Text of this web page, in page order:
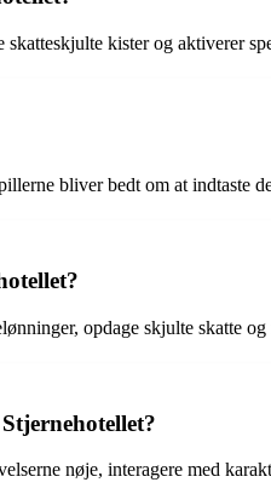
skatteskjulte kister og aktiverer
bliver bedt om at indtaste
opdage skjulte skatte
nøje, interagere med